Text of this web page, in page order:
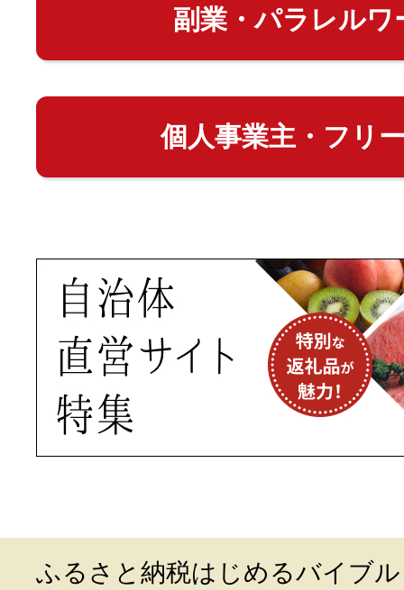
副業・パラレルワ
個人事業主・フリ
ふるさと納税はじめるバイブル